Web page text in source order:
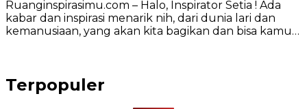
Ruanginspirasimu.com – Halo, Inspirator Setia ! Ada
kabar dan inspirasi menarik nih, dari dunia lari dan
kemanusiaan, yang akan kita bagikan dan bisa kamu…
Terpopuler